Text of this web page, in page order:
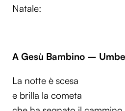
Natale:
A Gesù Bambino –
La notte è scesa
e brilla la cometa